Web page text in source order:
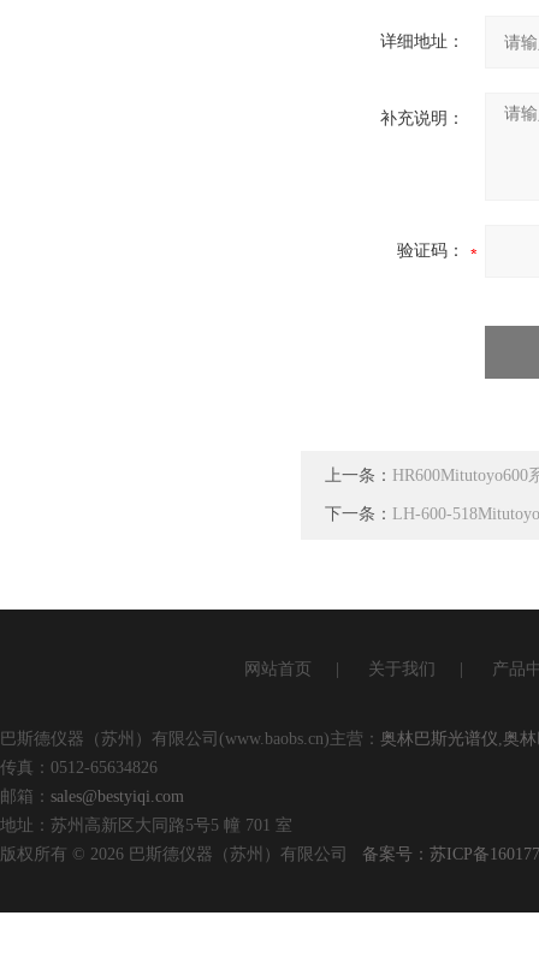
详细地址：
补充说明：
验证码：
上一条： HR600Mitutoyo600
下一条： LH-600-
网站首页 关于我们 产品
巴斯德仪器（苏州）有限公司(www.baobs.cn)主营： 奥林巴斯光谱仪,奥
传真：0512-65634826
邮箱： sales@bestyiqi.com
地址：苏州高新区大同路5号5 幢 701 室
版权所有 © 2026 巴斯德仪器（苏州）有限公司 备案号：苏ICP备